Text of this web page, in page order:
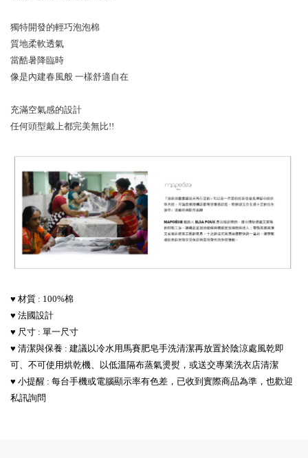
獨特開發的輕巧泡泡棉
質地柔軟透氣
當酷暑降臨時
像是內建春風般 一樣舒適自在
充滿空氣感的設計
任何頭型戴上都完美無比!!
♥ 材質 : 100%棉
♥ 法國設計
♥ 尺寸 : 單一尺寸
♥ 清潔與保養 : 建議以冷水用馬賽肥皂手洗清潔再放置於陰涼處風乾即
可、不可使用烘乾機、以低溫隔布蒸氣燙熨 ，或送交專業洗衣店清潔
♥ 小提醒 : 每台手機或電腦顯示率有色差，已收到實際商品為準，也歡迎
私訊詢問